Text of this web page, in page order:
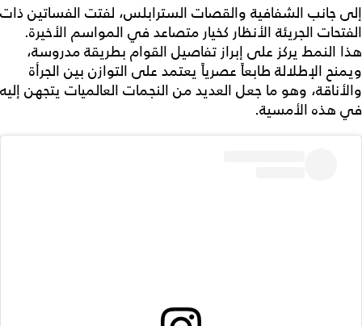
إلى جانب الشفافية والقصات السترابلس، لفتت الفساتين ذات
الفتحات الجريئة الأنظار كخيار متصاعد في المواسم الأخيرة.
هذا النمط يركز على إبراز تفاصيل القوام بطريقة مدروسة،
ويمنح الإطلالة طابعاً عصرياً يعتمد على التوازن بين الجرأة
والأناقة، وهو ما جعل العديد من النجمات العالميات يتجهن إليه
في هذه الأمسية.